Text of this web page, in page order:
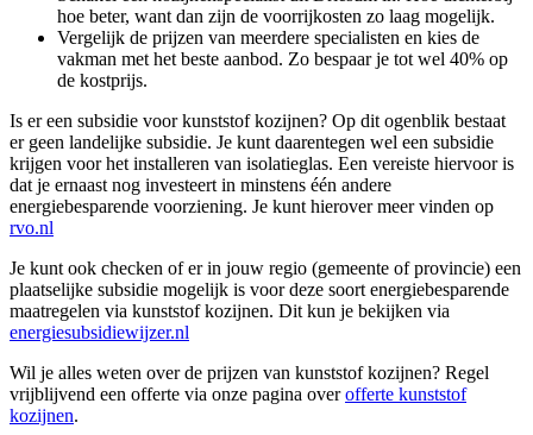
hoe beter, want dan zijn de voorrijkosten zo laag mogelijk.
Vergelijk de prijzen van meerdere specialisten en kies de
vakman met het beste aanbod. Zo bespaar je tot wel 40% op
de kostprijs.
Is er een subsidie voor kunststof kozijnen? Op dit ogenblik bestaat
er geen landelijke subsidie. Je kunt daarentegen wel een subsidie
krijgen voor het installeren van isolatieglas. Een vereiste hiervoor is
dat je ernaast nog investeert in minstens één andere
energiebesparende voorziening. Je kunt hierover meer vinden op
rvo.nl
Je kunt ook checken of er in jouw regio (gemeente of provincie) een
plaatselijke subsidie mogelijk is voor deze soort energiebesparende
maatregelen via kunststof kozijnen. Dit kun je bekijken via
energiesubsidiewijzer.nl
Wil je alles weten over de prijzen van kunststof kozijnen? Regel
vrijblijvend een offerte via onze pagina overofferte kunststof
kozijnen.